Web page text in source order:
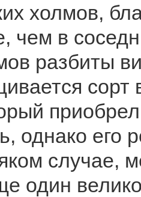
холмов,
чем в
разбиты
сорт
однако его
случае,
один